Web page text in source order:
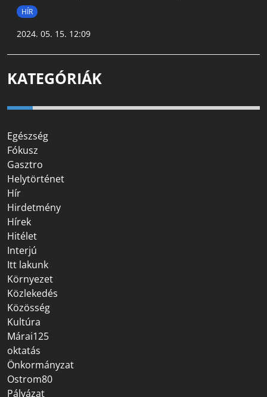
HÍR
2024. 05. 15. 12:09
KATEGÓRIÁK
Egészség
Fókusz
Gasztro
Helytörténet
Hír
Hirdetmény
Hírek
Hitélet
Interjú
Itt lakunk
Környezet
Közlekedés
Közösség
Kultúra
Márai125
oktatás
Önkormányzat
Ostrom80
Pályázat